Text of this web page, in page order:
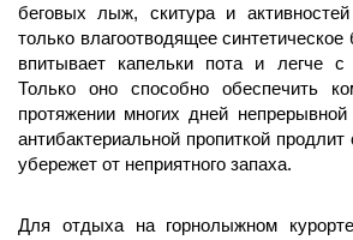
беговых лыж, скитура и
только влагоотводящее
впитывает капельки пота и легче с
Только оно способно обеспечить
протяжении многих дней
антибактериальной пропиткой
убережет от неприятного запаха.
Для отдыха на горнолыжном курорте